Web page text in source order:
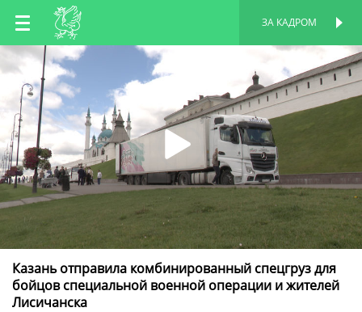
RU
TT
ЗА КАДРОМ
Казань отправила комбинированный спецгруз для
бойцов специальной военной операции и жителей
Лисичанска
ПЕРСОНАЛЬНАЯ
СТРАНИЦА